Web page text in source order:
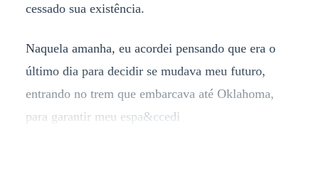
cessado sua existência.
Naquela amanha, eu acordei pensando que era o
último dia para decidir se mudava meu futuro,
entrando no trem que embarcava até Oklahoma,
para garantir meu espa&ccedi